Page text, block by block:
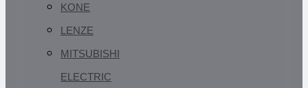
KONE
LENZE
MITSUBISHI
ELECTRIC